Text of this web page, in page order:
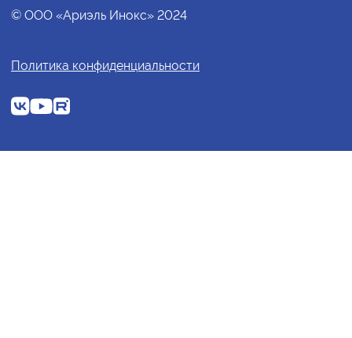
© ООО «Ариэль Инокс» 2024
Политика конфиденциальности